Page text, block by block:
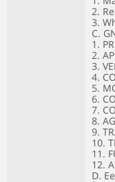
2.
3.
C.
1.
2.
3.
4.
5.
6.
7.
8.
9.
10.
11.
12.
D.